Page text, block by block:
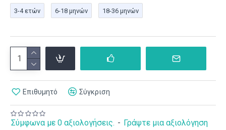
Σύμφωνα με 0 αξιολογήσεις. - Γράψτε μια αξιολόγηση
3-4 ετών
6-18 μηνών 18-36 μηνών
Επιθυμητό Σύγκριση